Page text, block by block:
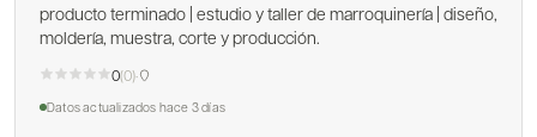
producto terminado | estudio y taller de marroquinería | diseño,
moldería, muestra, corte y producción.
0(0)·
Datos actualizados hace 3 días